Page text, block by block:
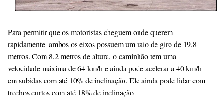
Para permitir que os motoristas cheguem onde querem
rapidamente, ambos os eixos possuem um raio de giro de 19,8
metros. Com 8,2 metros de altura, o caminhão tem uma
velocidade máxima de 64 km/h e ainda pode acelerar a 40 km/h
em subidas com até 10% de inclinação. Ele ainda pode lidar com
trechos curtos com até 18% de inclinação.